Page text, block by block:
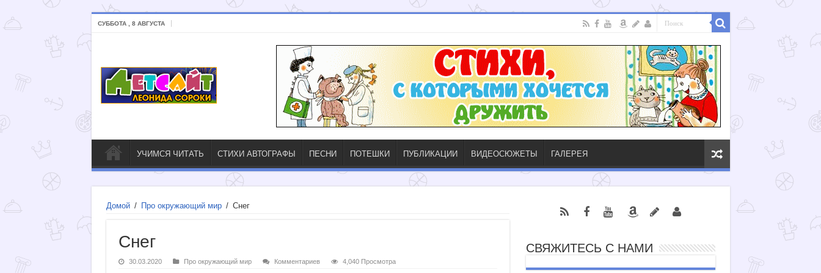
СУББОТА , 8 АВГУСТА
УЧИМСЯ ЧИТАТЬ СТИХИ АВТОГРАФЫ ПЕСНИ ПОТЕШКИ ПУБЛИКАЦИИ ВИДЕОСЮЖЕТЫ ГАЛЕРЕЯ
Домой / Про окружающий мир / Снег
Снег
30.03.2020 Про окружающий мир Комментариев 4,040 Просмотра
СВЯЖИТЕСЬ С НАМИ